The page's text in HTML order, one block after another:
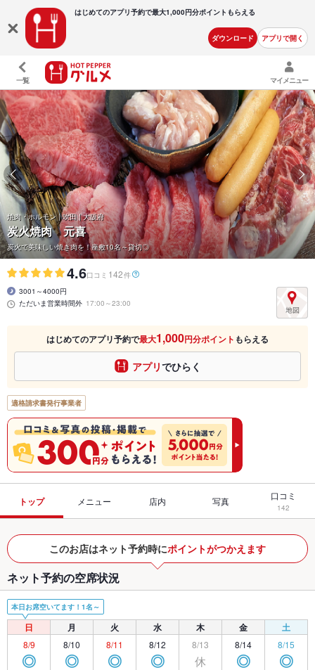
はじめてのアプリ予約で最大1,000円分ポイントもらえる
ダウンロード アプリで開く
一覧 マイメニュー
焼肉・ホルモン | 吹田 | 大阪府
炭火焼肉 元喜
炭火で美味しい焼き肉を！座敷10名～貸切◎
4.6口コミ 142件
3001～4000円
ただいま営業時間外 17:00～23:00
はじめてのアプリ予約で最大1,000円分ポイント もらえる
アプリでひらく
適格請求書発行事業者
トップ メニュー 店内 写真 口コミ
142
このお店はネット予約時にポイントがつかえます
ネット予約の空席状況
本日お席空いてます！1名～
日 月 火 水 木 金 土
8/9
◎
8/10
◎
8/11
◎
8/12
◎
8/13
休
8/14
◎
8/15
◎